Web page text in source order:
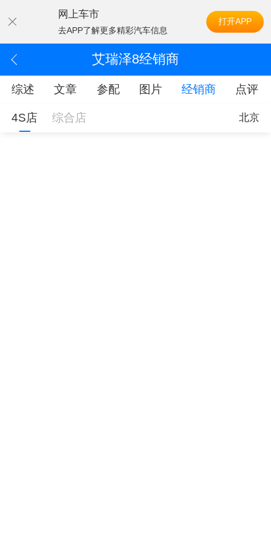
网上车市
去APP了解更多精彩汽车信息
打开APP
艾瑞泽8经销商
综述 文章 参配 图片 经销商 点评
4S店 综合店 北京